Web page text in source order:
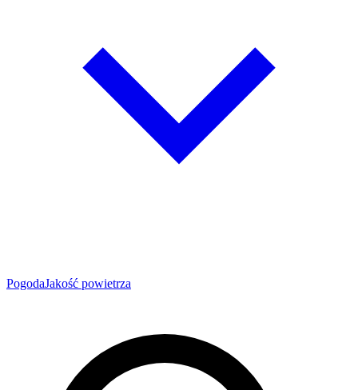
PogodaJakość powietrza